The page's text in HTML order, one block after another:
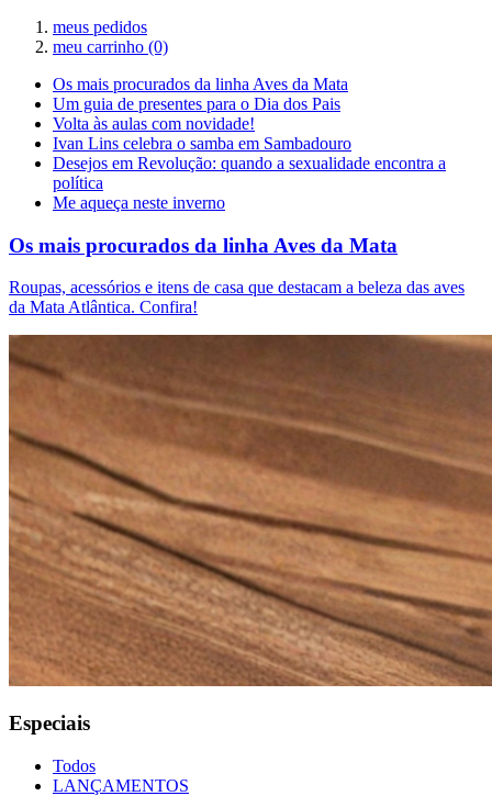
meus pedidos
meu carrinho (0)
Os mais procurados da linha Aves da Mata
Um guia de presentes para o Dia dos Pais
Volta às aulas com novidade!
Ivan Lins celebra o samba em Sambadouro
Desejos em Revolução: quando a sexualidade encontra a
política
Me aqueça neste inverno
Os mais procurados da linha Aves da Mata
Roupas, acessórios e itens de casa que destacam a beleza das aves
da Mata Atlântica. Confira!
Especiais
Todos
LANÇAMENTOS